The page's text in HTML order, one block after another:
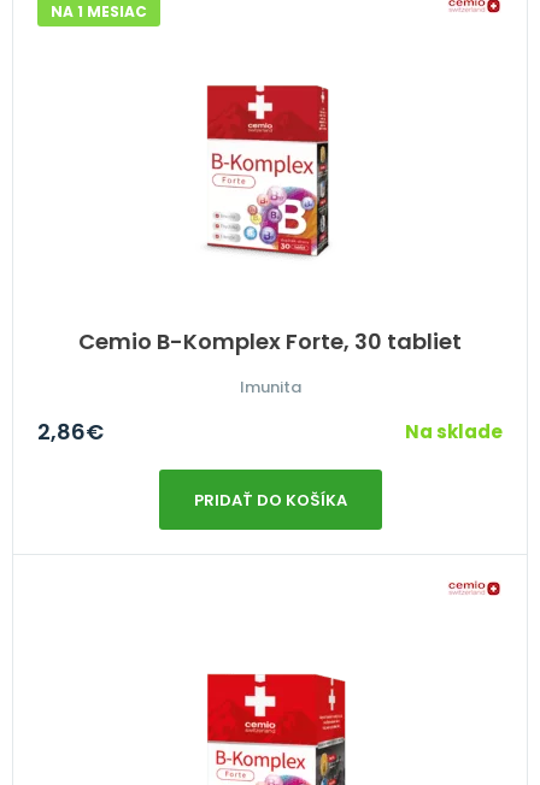
Cemio B-Komplex Forte, 30 tabliet
NA 1 MESIAC
Imunita
2,86€ Na sklade
PRIDAŤ DO KOŠÍKA